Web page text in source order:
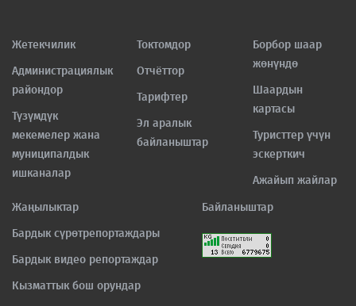
Жетекчилик
Администрациялык
райондор
Түзүмдүк
мекемелер жана
муниципалдык
ишканалар
Токтомдор
Отчёттор
Тарифтер
Эл аралык
байланыштар
Борбор шаар
жөнүндө
Шаардын
картасы
Туристтер үчүн
эскерткич
Ажайып жайлар
Жаңылыктар
Бардык сүрөтрепортаждары
Бардык видео репортаждар
Кызматтык бош орундар
Байланыштар